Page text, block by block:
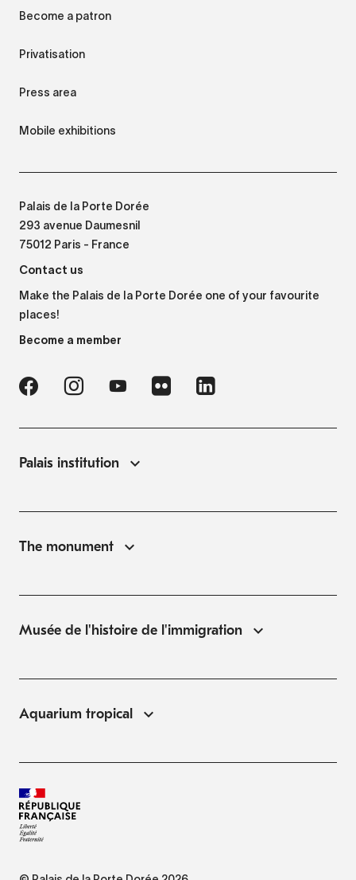
Become a patron
Privatisation
Press area
Mobile exhibitions
Palais de la Porte Dorée
293 avenue Daumesnil
75012 Paris - France
Contact us
Make the Palais de la Porte Dorée one of your favourite
places!
Become a member
Palais institution
The monument
Musée de l'histoire de l'immigration
Aquarium tropical